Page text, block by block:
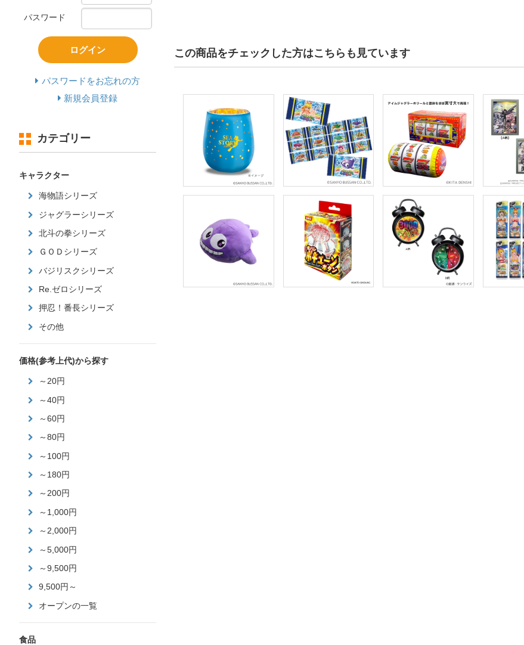
この商品をチェックした方はこちらも見ています
パスワード
ログイン
パスワードをお忘れの方
新規会員登録
カテゴリー
キャラクター
海物語シリーズ
ジャグラーシリーズ
北斗の拳シリーズ
ＧＯＤシリーズ
バジリスクシリーズ
Re.ゼロシリーズ
押忍！番長シリーズ
その他
価格(参考上代)から探す
～20円
～40円
～60円
～80円
～100円
～180円
～200円
～1,000円
～2,000円
～5,000円
～9,500円
9,500円～
オープンの一覧
食品